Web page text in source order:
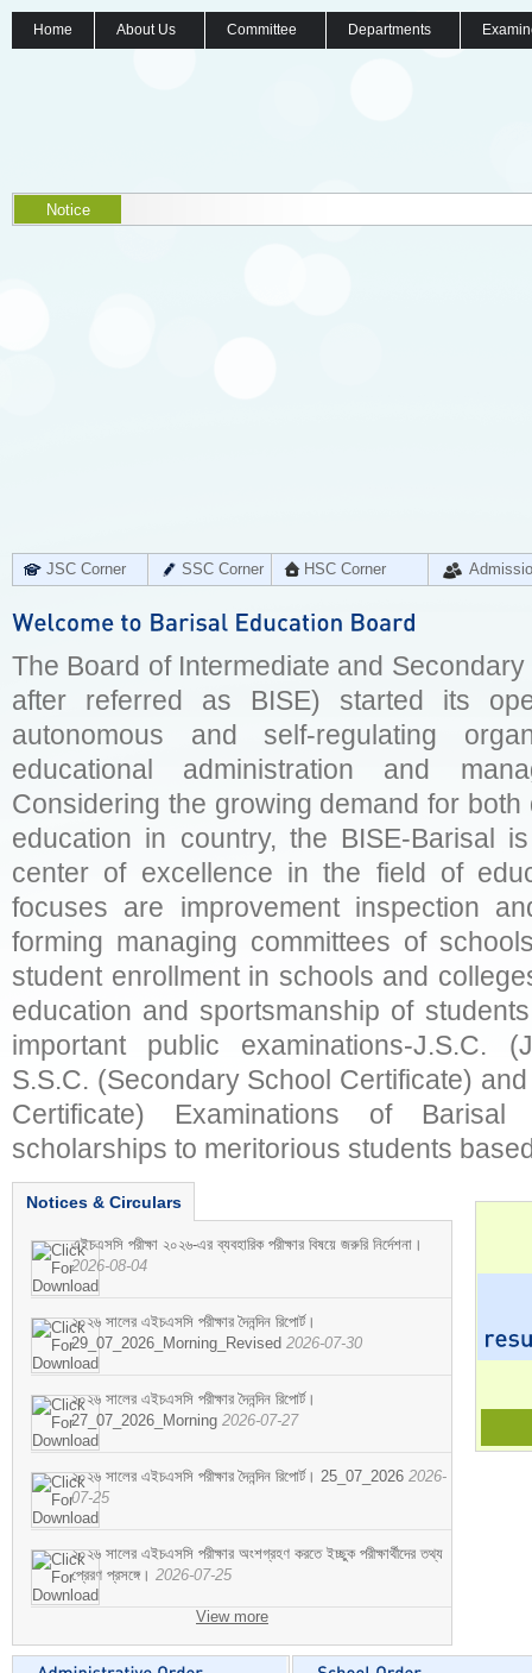
Home About Us Committee Departments
Notice
JSC Corner SSC Corner HSC Corner
The Board of Intermediate and
after referred as BISE) started its
autonomous and self-regulating
educational administration and
Considering the growing demand for
education in country, the BISE-Barisal
center of excellence in the field of
focuses are improvement inspection
forming managing committees of
student enrollment in schools and
education and sportsmanship of
important public examinations-J.S.C.
S.S.C. (Secondary School Certificate)
Certificate) Examinations of
scholarships to meritorious students
Notices & Circulars
এইচএসসি পরীক্ষা ২০২৬-এর ব্যবহারিক পরীক্ষার বিষয়ে জরুরি নির্দেশনা।
2026-08-04
২০২৬ সালের এইচএসসি পরীক্ষার দৈনন্দিন রিপোর্ট।
29_07_2026_Morning_Revised 2026-07-30
২০২৬ সালের এইচএসসি পরীক্ষার দৈনন্দিন রিপোর্ট।
27_07_2026_Morning 2026-07-27
২০২৬ সালের এইচএসসি পরীক্ষার দৈনন্দিন রিপোর্ট। 25_07_2026 2026-
07-25
২০২৬ সালের এইচএসসি পরীক্ষার অংশগ্রহণ করতে ইচ্ছুক পরীক্ষার্থীদের তথ্য
প্রেরণ প্রসঙ্গে। 2026-07-25
View more